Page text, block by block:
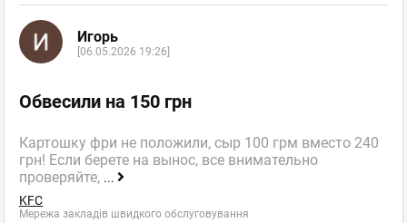
Игорь
[06.05.2026 19:26]
Обвесили на 150 грн
Картошку фри не положили, сыр 100 грм вместо 240
грн! Если берете на вынос, все внимательно
проверяйте, ...
KFC
Мережа закладів швидкого обслуговування